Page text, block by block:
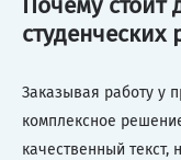
Почему стоит
Заказывая работу у
комплексное
качественный текст,